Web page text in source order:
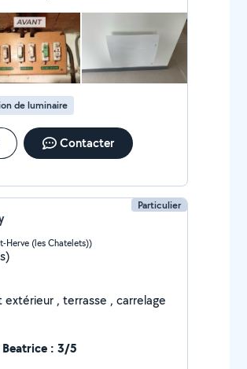
et ferai à nouveau appel à
de luminaire
Contacter
Particulier
Herve (les Chatelets))
, terrasse , carrelage
: 3/5